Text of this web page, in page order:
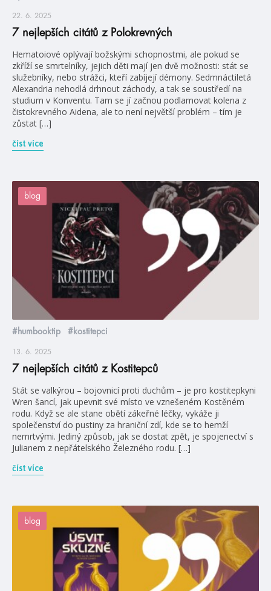
22. 6. 2025
7 nejlepších citátů z Polokrevných
Hematoiové oplývají božskými schopnostmi, ale pokud se
zkříží se smrtelníky, jejich děti mají jen dvě možnosti: stát se
služebníky, nebo strážci, kteří zabíjejí démony. Sedmnáctiletá
Alexandria nehodlá drhnout záchody, a tak se soustředí na
studium v Konventu. Tam se jí začnou podlamovat kolena z
čistokrevného Aidena, ale to není největší problém – tím je
zůstat […]
číst více
blog
#humbooktip #kostitepci
13. 6. 2025
7 nejlepších citátů z Kostitepců
Stát se valkýrou – bojovnicí proti duchům – je pro kostitepkyni
Wren šancí, jak upevnit své místo ve vznešeném Kostěném
rodu. Když se ale stane obětí zákeřné léčky, vykáže ji
společenství do pustiny za hraniční zdí, kde se to hemží
nemrtvými. Jediný způsob, jak se dostat zpět, je spojenectví s
Julianem z nepřátelského Železného rodu. […]
číst více
blog